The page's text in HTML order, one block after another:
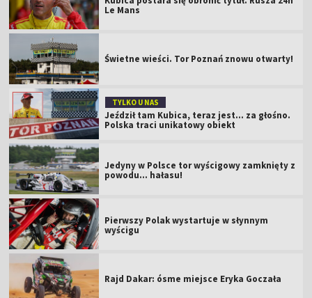
Le Mans
Świetne wieści. Tor Poznań znowu otwarty!
TYLKO U NAS
Jeździł tam Kubica, teraz jest… za głośno.
Polska traci unikatowy obiekt
Jedyny w Polsce tor wyścigowy zamknięty z
powodu... hałasu!
Pierwszy Polak wystartuje w słynnym
wyścigu
Rajd Dakar: ósme miejsce Eryka Goczała